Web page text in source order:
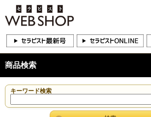
商品検索
キーワード検索